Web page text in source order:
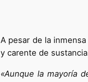
A pesar de la
y carente de
«Aunque la mayoría